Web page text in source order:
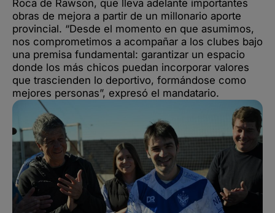
Roca de Rawson, que lleva adelante importantes
obras de mejora a partir de un millonario aporte
provincial. “Desde el momento en que asumimos,
nos comprometimos a acompañar a los clubes bajo
una premisa fundamental: garantizar un espacio
donde los más chicos puedan incorporar valores
que trascienden lo deportivo, formándose como
mejores personas”, expresó el mandatario.